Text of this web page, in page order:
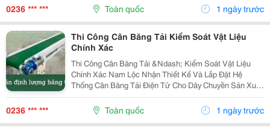
0236 *** *** Toàn quốc 1 ngày trước
Thi Công Cân Băng Tải Kiểm Soát Vật Liệu
Chính Xác
Thi Công Cân Băng Tải &Ndash; Kiểm Soát Vật Liệu
Chính Xác Nam Lộc Nhận Thiết Kế Và Lắp Đặt Hệ
Thống Cân Băng Tải Điện Tử Cho Dây Chuyền Sản Xuất
Công Nghiệp. Ưu Điểm Nổi Bật ✔️ Định Lượng Liên Tục.
✔️ Sai Số Thấp. ✔️ Dễ Dàng Tích Hợp Plc Và Phần...
0236 *** *** Toàn quốc 1 ngày trước